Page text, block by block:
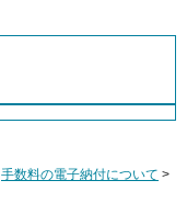
手数料の電子納付について >